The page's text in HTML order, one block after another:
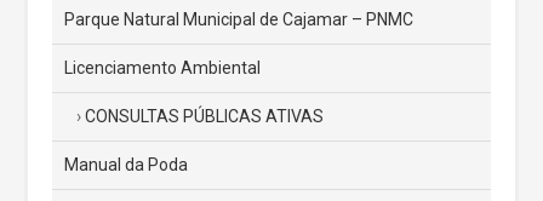
Parque Natural Municipal de Cajamar – PNMC
Licenciamento Ambiental
CONSULTAS PÚBLICAS ATIVAS
Manual da Poda